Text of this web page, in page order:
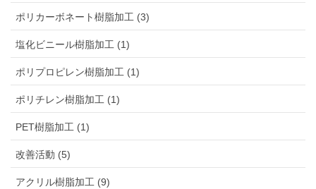
ポリカーボネート樹脂加工 (3)
塩化ビニール樹脂加工 (1)
ポリプロピレン樹脂加工 (1)
ポリチレン樹脂加工 (1)
PET樹脂加工 (1)
改善活動 (5)
アクリル樹脂加工 (9)